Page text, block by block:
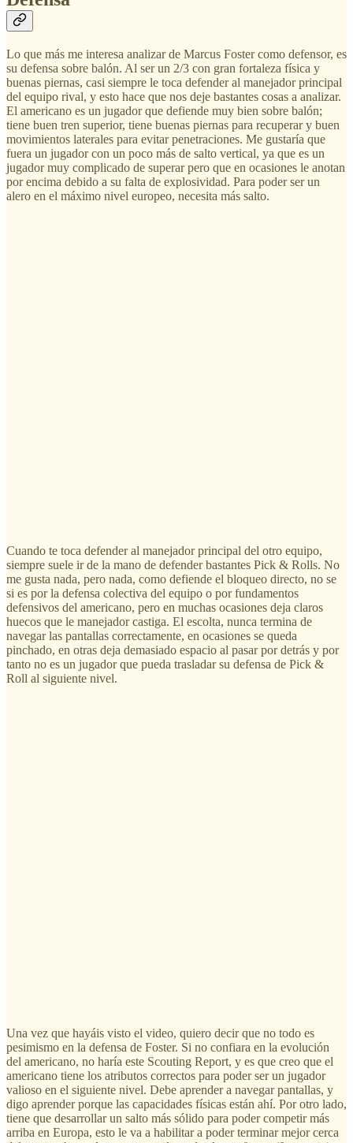
Lo que más me interesa analizar de Marcus Foster como defensor, es
su defensa sobre balón. Al ser un 2/3 con gran fortaleza física y
buenas piernas, casi siempre le toca defender al manejador principal
del equipo rival, y esto hace que nos deje bastantes cosas a analizar.
El americano es un jugador que defiende muy bien sobre balón;
tiene buen tren superior, tiene buenas piernas para recuperar y buen
movimientos laterales para evitar penetraciones. Me gustaría que
fuera un jugador con un poco más de salto vertical, ya que es un
jugador muy complicado de superar pero que en ocasiones le anotan
por encima debido a su falta de explosividad. Para poder ser un
alero en el máximo nivel europeo, necesita más salto.
Cuando te toca defender al manejador principal del otro equipo,
siempre suele ir de la mano de defender bastantes Pick & Rolls. No
me gusta nada, pero nada, como defiende el bloqueo directo, no se
si es por la defensa colectiva del equipo o por fundamentos
defensivos del americano, pero en muchas ocasiones deja claros
huecos que le manejador castiga. El escolta, nunca termina de
navegar las pantallas correctamente, en ocasiones se queda
pinchado, en otras deja demasiado espacio al pasar por detrás y por
tanto no es un jugador que pueda trasladar su defensa de Pick &
Roll al siguiente nivel.
Una vez que hayáis visto el video, quiero decir que no todo es
pesimismo en la defensa de Foster. Si no confiara en la evolución
del americano, no haría este Scouting Report, y es que creo que el
americano tiene los atributos correctos para poder ser un jugador
valioso en el siguiente nivel. Debe aprender a navegar pantallas, y
digo aprender porque las capacidades físicas están ahí. Por otro lado,
tiene que desarrollar un salto más sólido para poder competir más
arriba en Europa, esto le va a habilitar a poder terminar mejor cerca